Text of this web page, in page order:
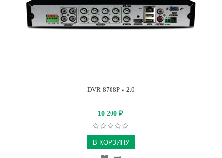
DVR-8708P v 2.0
10 200 ₽
В КОРЗИНУ